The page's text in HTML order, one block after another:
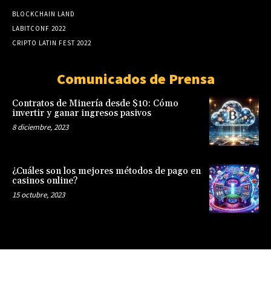
BLOCKCHAIN LAND
LABITCONF 2022
CRIPTO LATIN FEST 2022
Comunicados de Prensa
Contratos de Minería desde $10: Cómo
invertir y ganar ingresos pasivos
8 diciembre, 2023
¿Cuáles son los mejores métodos de pago en
casinos online?
15 octubre, 2023